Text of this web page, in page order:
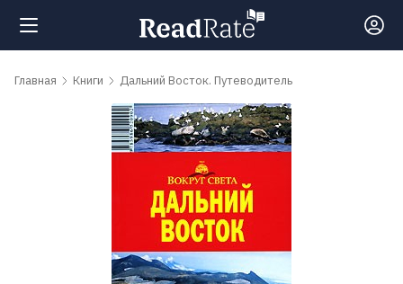
Поиск
Главная Книги Дальний Восток. Путеводитель